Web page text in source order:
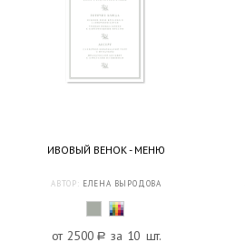
ИВОВЫЙ ВЕНОК - МЕНЮ
АВТОР: ЕЛЕНА ВЫРОДОВА
от 2500 a за 10 шт.